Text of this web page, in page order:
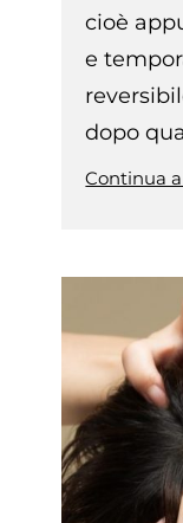
cioè
e
dopo
Continua